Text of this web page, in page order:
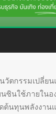
วัตกรรมเปลี่ย
ซินใช้ภายใน
ต้นทุนพลังงา